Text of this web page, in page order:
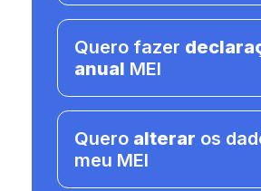
Quero fazer
anual MEI
Quero alterar os
meu MEI